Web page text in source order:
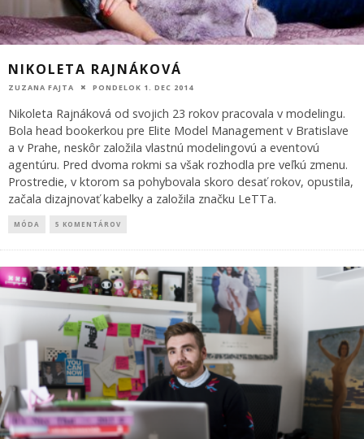
NIKOLETA RAJNÁKOVÁ
ZUZANA FAJTA PONDELOK 1. DEC 2014
Nikoleta Rajnáková od svojich 23 rokov pracovala v modelingu.
Bola head bookerkou pre Elite Model Management v Bratislave
a v Prahe, neskôr založila vlastnú modelingovú a eventovú
agentúru. Pred dvoma rokmi sa však rozhodla pre veľkú zmenu.
Prostredie, v ktorom sa pohybovala skoro desať rokov, opustila,
začala dizajnovať kabelky a založila značku LeTTa.
MÓDA 5 KOMENTÁROV